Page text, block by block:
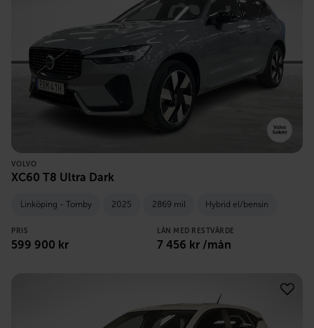
VOLVO
XC60 T8 Ultra Dark
Linköping - Tornby 2025 2869 mil Hybrid el/bensin
PRIS
599 900 kr
LÅN MED RESTVÄRDE
7 456 kr /mån